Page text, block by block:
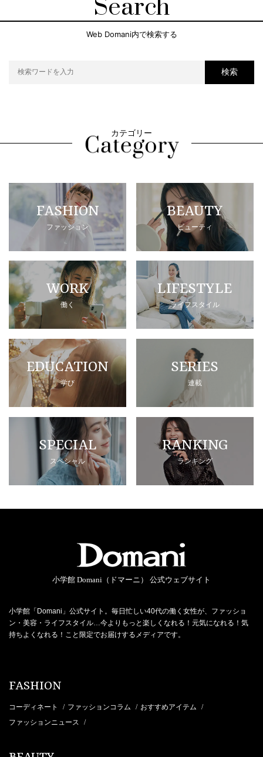
Search
Web Domani内で検索する
検索
カテゴリー
FASHION
ファッション
BEAUTY
ビューティ
WORK
働く
LIFESTYLE
ライフスタイル
EDUCATION
学び
SERIES
連載
SPECIAL
スペシャル
RANKING
ランキング
小学館 Domani（ドマーニ） 公式ウェブサイト
小学館「Domani」公式サイト。毎日忙しい40代の働く女性が、ファッショ
ン・美容・ライフスタイル…今よりもっと楽しくなれる！元気になれる！気
持ちよくなれる！こと限定でお届けするメディアです。
FASHION
コーディネート / ファッションコラム / おすすめアイテム /
ファッションニュース /